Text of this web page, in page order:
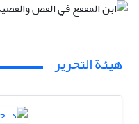
هيئة التحرير